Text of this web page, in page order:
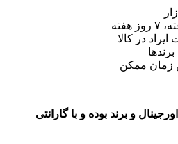
بوده و با گارانتی